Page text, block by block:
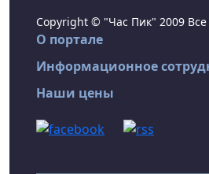
Copyright © "Час Пик" 2009
О портале
Информационное
Наши цены